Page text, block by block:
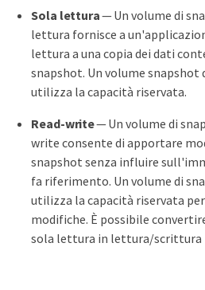
Sola lettura— Un volume di
lettura fornisce a
lettura a una copia dei dati
snapshot. Un volume
utilizza la capacità riservata.
Read-write— Un volume di
write consente di apportare
snapshot senza influire
fa riferimento. Un volume di
utilizza la capacità riservata
modifiche. È possibile
sola lettura in lettura/scrittura